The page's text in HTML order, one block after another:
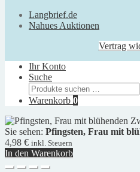
Langbrief.de
Nahues Auktionen
Vertrag
Ihr Konto
Suche
Suchen
nach:
Warenkorb 0
Sie sehen: Pfingsten, Frau mit
4,98 € inkl. Steuern
In den Warenkorb